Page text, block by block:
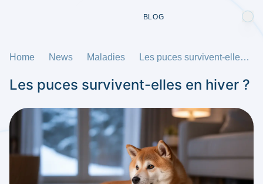
BLOG
Home News Maladies Les puces survivent-elles en hiver ?
Les puces survivent-elles en hiver ?